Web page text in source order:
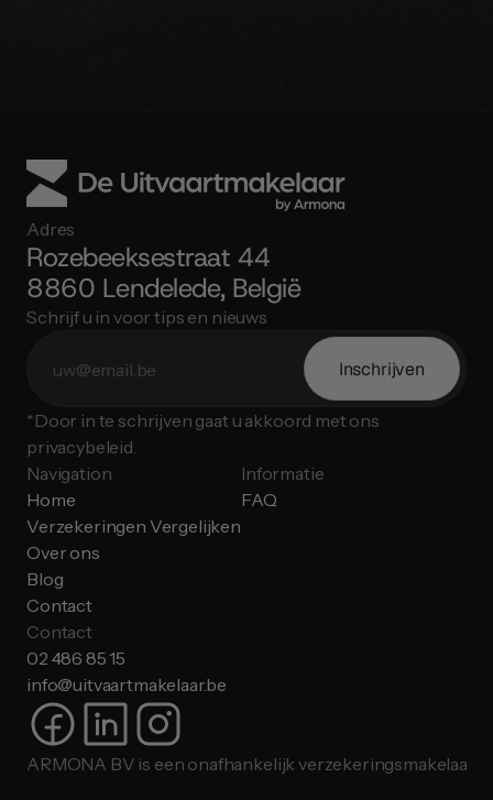
Adres
Rozebeeksestraat 44
8860 Lendelede, België
Schrijf u in voor tips en nieuws
Inschrijven
*Door in te schrijven gaat u akkoord met ons
privacybeleid.
Navigation
Home
Verzekeringen Vergelijken
Over ons
Blog
Contact
Informatie
FAQ
Contact
02 486 85 15
info@uitvaartmakelaar.be
ARMONA BV is een onafhankelijk verzekeringsmakelaar.